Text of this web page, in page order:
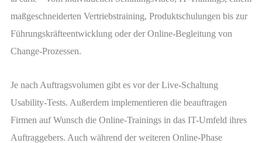
maßgeschneiderten Vertriebstraining, Produktschulungen bis zur
Führungskräfteentwicklung oder der Online-Begleitung von
Change-Prozessen.
Je nach Auftragsvolumen gibt es vor der Live-Schaltung
Usability-Tests. Außerdem implementieren die beauftragen
Firmen auf Wunsch die Online-Trainings in das IT-Umfeld ihres
Auftraggebers. Auch während der weiteren Online-Phase